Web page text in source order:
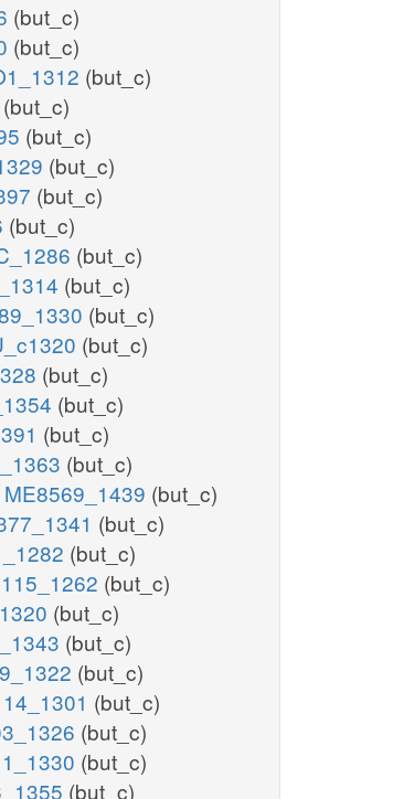
(but_c)
(but_c)
(but_c)
(but_c)
(but_c)
(but_c)
(but_c)
(but_c)
(but_c)
(but_c)
(but_c)
(but_c)
(but_c)
(but_c)
(but_c)
(but_c)
(but_c)
(but_c)
(but_c)
(but_c)
(but_c)
(but_c)
(but_c)
(but_c)
(but_c)
(but_c)
(but_c)